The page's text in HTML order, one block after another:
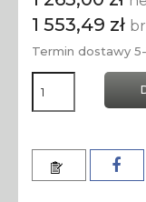
1 553,49 zł
Termin dostawy 5-